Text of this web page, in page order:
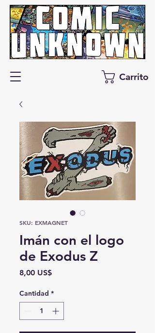
Carrito
SKU: EXMAGNET
Imán con el logo
de Exodus Z
8,00 US$Precio
Cantidad *